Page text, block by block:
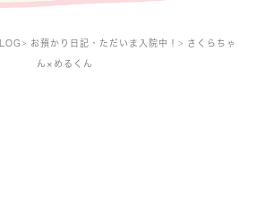
お預かり日記・ただいま入院中！ さくらちゃ
ん×めるくん